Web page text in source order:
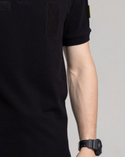
Літні комплекти
Спортивні